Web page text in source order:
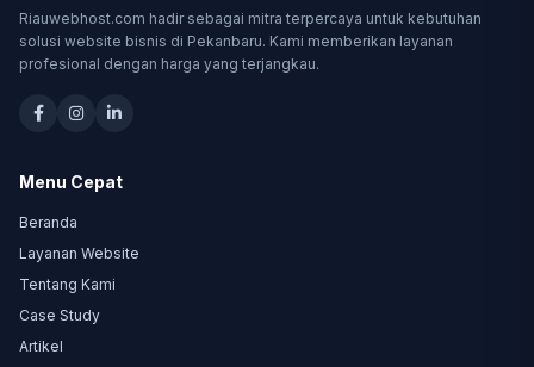
Riauwebhost.com hadir sebagai mitra terpercaya untuk kebutuhan
solusi website bisnis di Pekanbaru. Kami memberikan layanan
profesional dengan harga yang terjangkau.
Menu Cepat
Beranda
Layanan Website
Tentang Kami
Case Study
Artikel